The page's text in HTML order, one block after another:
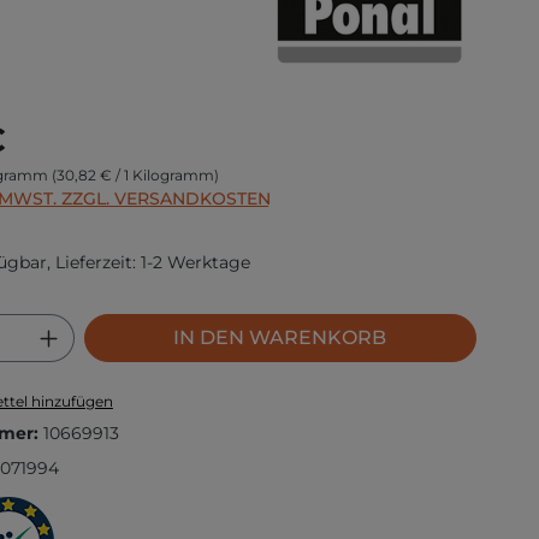
(30,82 € / 1 Kilogramm)
ZZGL. VERSANDKOSTEN
Lieferzeit: 1-2 Werktage
Gib den gewünschten Wert
IN DEN WARENKORB
hinzufügen
10669913